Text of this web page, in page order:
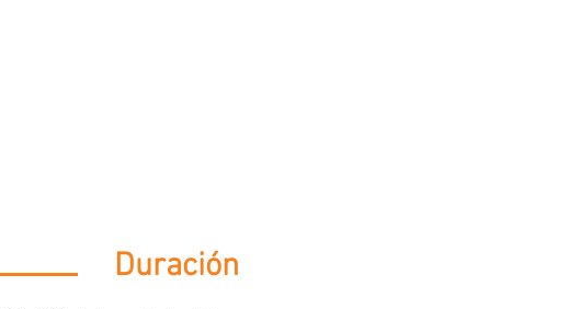
Duración